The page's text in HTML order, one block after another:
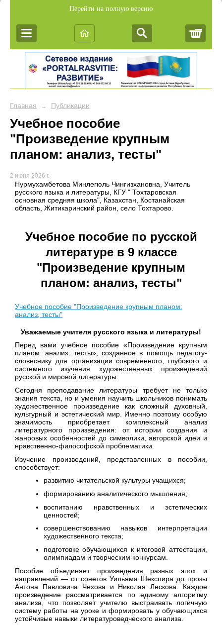
Перейти на полную версию
Главная → Публикации
Учебное пособие
"Произведение крупным
планом: анализ, тесты"
2 июня 2026 г.
Нурмухамбетова Минлегюль Чингизхановна, Учитель
русского языка и литературы, КГУ " Тохтаровская
основная средняя школа", Казахстан, Костанайская
область, Житикаринский район, село Тохтарово.
Учебное пособие по русской
литературе в 9 классе
"Произведение крупным
планом: анализ, тесты"
Учебное пособие "Произведение крупным планом:
анализ, тесты"
Уважаемые учителя русского языка и литературы!
Перед вами учебное пособие «Произведение крупным
планом: анализ, тесты», созданное в помощь педагогу-
словеснику для организации современного, глубокого и
системного изучения художественных произведений
русской и мировой литературы.
Сегодня преподавание литературы требует не только
знания текста, но и умения научить школьников понимать
художественное произведение как сложный духовный,
культурный и эстетический мир. Именно поэтому особую
значимость приобретает комплексный анализ
литературного произведения: от истории создания и
жанровых особенностей до символики, авторской идеи и
нравственно-философской проблематики.
Изучение произведений, представленных в пособии,
способствует:
развитию читательской культуры учащихся;
формированию аналитического мышления;
воспитанию нравственных и эстетических
ценностей;
совершенствованию навыков интерпретации
художественного текста;
подготовке обучающихся к итоговой аттестации,
олимпиадам и творческим конкурсам.
Пособие объединяет произведения разных эпох и
направлений — от сонетов Уильяма Шекспира до прозы
Антона Павловича Чехова и Николая Лескова. Каждое
произведение рассматривается по единому алгоритму
анализа, что позволяет учителю выстраивать логичную
систему работы на уроке и формировать у обучающихся
устойчивые навыки литературоведческого анализа.